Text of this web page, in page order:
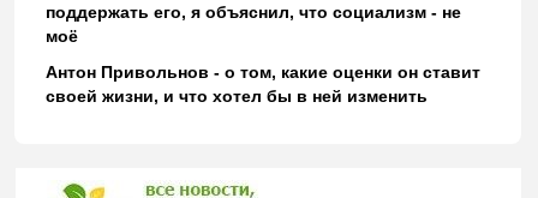
поддержать его, я объяснил, что социализм - не
моё
Антон Привольнов - о том, какие оценки он ставит
своей жизни, и что хотел бы в ней изменить